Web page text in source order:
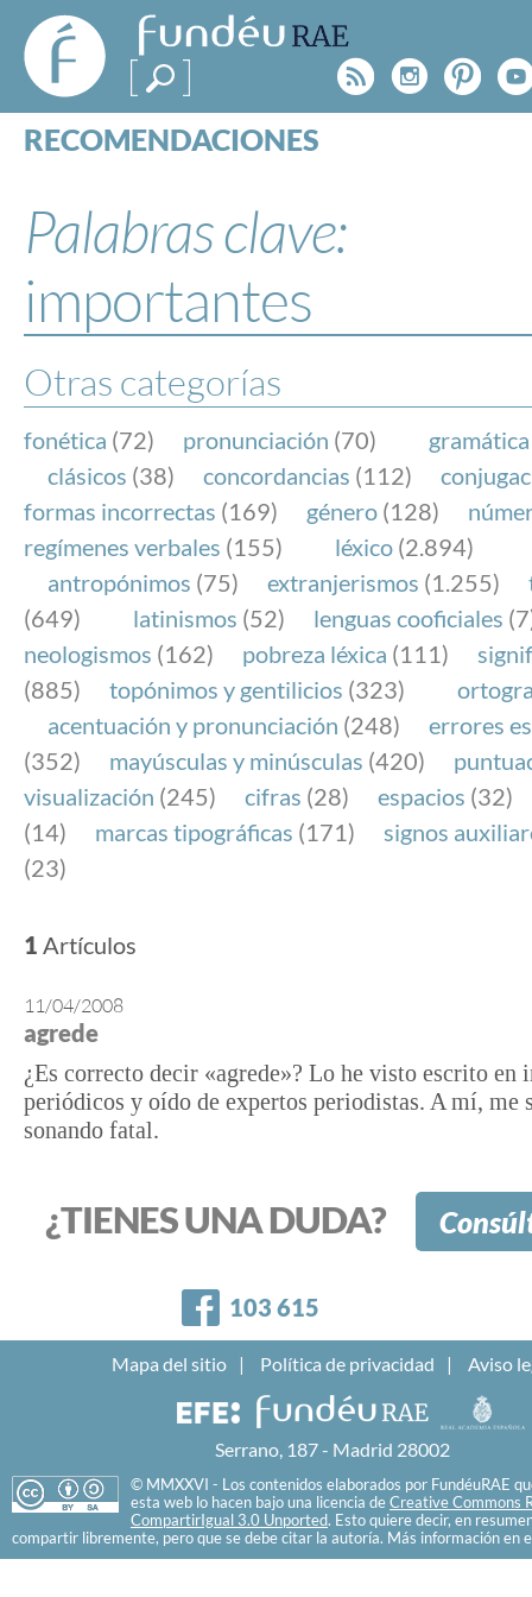
FundéuRAE
- Fundación
del Español
Urgente
Rss
RECOMENDACIONES
ESPECIALES
BLOG
NOTICIAS
FundéuRAE es una fundación patrocinada por la
y la Real Academia Española, cuyo objetivo es
el buen uso del español en los medios de
Internet.
Palabras clave:
importantes
Otras categorías
fonética (72) pronunciación (70) gramática
clásicos (38) concordancias (112)
formas incorrectas (169) género (128)
regímenes verbales (155) léxico (2.894)
antropónimos (75) extranjerismos (1.255)
(649)
latinismos (52) lenguas cooficiales
neologismos (162) pobreza léxica (111)
(885)
topónimos y gentilicios (323)
acentuación y pronunciación (248)
errores
(352)
mayúsculas y minúsculas (420)
visualización (245) cifras (28) espacios (32)
(14)
marcas tipográficas (171)
signos
(23)
1 Artículos
11/04/2008
agrede
¿Es correcto decir «agrede»? Lo he visto escrito en
periódicos y oído de expertos periodistas. A mí, me
sonando fatal.
¿TIENES UNA DUDA?
Facebook
103 615
Mapa del sitio Política de privacidad Aviso
Serrano, 187 - Madrid 28002
© MMXXVI - Los contenidos elaborados por FundéuRAE
esta web lo hacen bajo una licencia de Creative Commons
CompartirIgual 3.0 Unported. Esto quiere decir, en
compartir libremente, pero que se debe citar la autoría. Más información en